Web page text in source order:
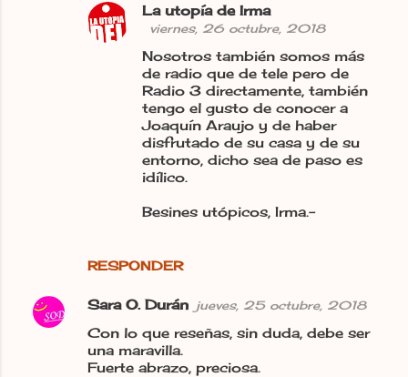
RESPONDER
La utopía de Irma
viernes, 26 octubre, 2018
Nosotros también somos más
de radio que de tele pero de
Radio 3 directamente, también
tengo el gusto de conocer a
Joaquín Araujo y de haber
disfrutado de su casa y de su
entorno, dicho sea de paso es
idílico.
Besines utópicos, Irma.-
Sara O. Durán jueves, 25 octubre, 2018
Con lo que reseñas, sin duda, debe ser
una maravilla.
Fuerte abrazo, preciosa.